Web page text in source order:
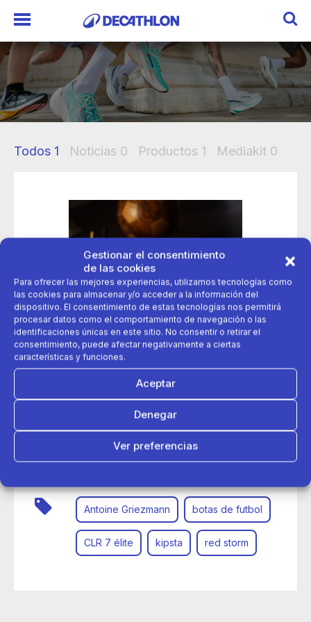
Gestionar el consentimiento
de las cookies
Para ofrecer las mejores experiencias, utilizamos tecnologías como
las cookies para almacenar y/o acceder a la información del
dispositivo. El consentimiento de estas tecnologías nos permitirá
procesar datos como el comportamiento de navegación o las
identificaciones únicas en este sitio. No consentir o retirar el
consentimiento, puede afectar negativamente a ciertas
características y funciones.
Aceptar
Denegar
Ver preferencias
Todos 1 Noticias 0 Productos 1 Mediakit 0
“Red Storm”: la bota de Decathlon y Griezmann diseñada
para rendir al máximo
Antoine Griezmann botas de futbol
CLR 7 élite kipsta red storm